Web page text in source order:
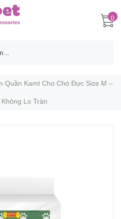
0
Quần Kamt Cho Chó Đực Size M –
Lo Tràn